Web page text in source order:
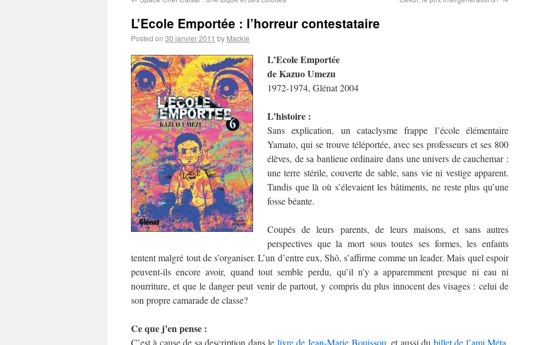
L’Ecole Emportée : l’horreur contestataire
Posted on 30 janvier 2011 by Mackie
L’Ecole Emportée
de Kazuo Umezu
1972-1974, Glénat 2004
L’histoire :
Sans explication, un cataclysme frappe l’école élémentaire
Yamato, qui se trouve téléportée, avec ses professeurs et ses 800
élèves, de sa banlieue ordinaire dans une univers de cauchemar :
une terre stérile, couverte de sable, sans vie ni vestige apparent.
Tandis que là où s’élevaient les bâtiments, ne reste plus qu’une
fosse béante.
Coupés de leurs parents, de leurs maisons, et sans autres
perspectives que la mort sous toutes ses formes, les enfants
tentent malgré tout de s’organiser. L’un d’entre eux, Shô, s’affirme comme un leader. Mais quel espoir
peuvent-ils encore avoir, quand tout semble perdu, qu’il n’y a apparemment presque ni eau ni
nourriture, et que le danger peut venir de partout, y compris du plus innocent des visages : celui de
son propre camarade de classe?
Ce que j’en pense :
C’est à cause de sa description dans le livre de Jean-Marie Bouissou, et aussi du billet de l’ami Méta,